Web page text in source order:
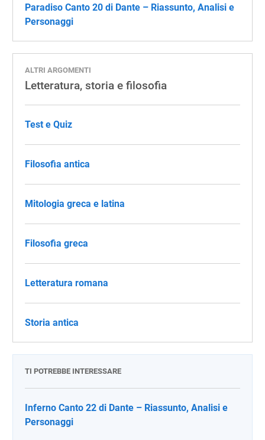
Paradiso Canto 20 di Dante – Riassunto, Analisi e
Personaggi
ALTRI ARGOMENTI
Letteratura, storia e filosofia
Test e Quiz
Filosofia antica
Mitologia greca e latina
Filosofia greca
Letteratura romana
Storia antica
TI POTREBBE INTERESSARE
Inferno Canto 22 di Dante – Riassunto, Analisi e
Personaggi